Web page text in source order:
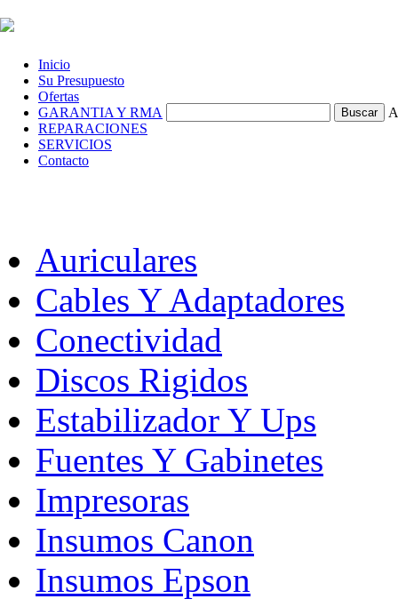
Inicio
Su Presupuesto
Ofertas
GARANTIA Y RMA
REPARACIONES
SERVICIOS
Contacto
Auriculares
Cables Y Adaptadores
Conectividad
Discos Rigidos
Estabilizador Y Ups
Fuentes Y Gabinetes
Impresoras
Insumos Canon
Insumos Epson